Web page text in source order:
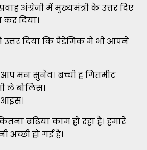
अंग्रेजी में मुख्यमंत्री के उत्तर दिए
दिया।
दिया कि पैंडेमिक में भी आपने
मन सुनेव। बच्ची ह गितमीट
ले बोलिस।
बढ़िया काम हो रहा है। हमारे
अच्छी हो गई है।